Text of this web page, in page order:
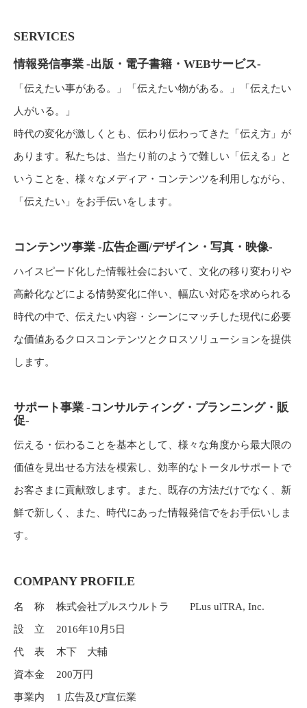
SERVICES
情報発信事業 -出版・電子書籍・WEBサービス-
「伝えたい事がある。」「伝えたい物がある。」「伝えたい
人がいる。」
時代の変化が激しくとも、伝わり伝わってきた「伝え方」が
あります。私たちは、当たり前のようで難しい「伝える」と
いうことを、様々なメディア・コンテンツを利用しながら、
「伝えたい」をお手伝いをします。
コンテンツ事業 -広告企画/デザイン・写真・映像-
ハイスピード化した情報社会において、文化の移り変わりや
高齢化などによる情勢変化に伴い、幅広い対応を求められる
時代の中で、伝えたい内容・シーンにマッチした現代に必要
な価値あるクロスコンテンツとクロスソリューションを提供
します。
サポート事業 -コンサルティング・プランニング・販
促-
伝える・伝わることを基本として、様々な角度から最大限の
価値を見出せる方法を模索し、効率的なトータルサポートで
お客さまに貢献致します。また、既存の方法だけでなく、新
鮮で新しく、また、時代にあった情報発信でをお手伝いしま
す。
COMPANY PROFILE
名 称 株式会社プルスウルトラ PLus ulTRA, Inc.
設 立 2016年10月5日
代 表 木下 大輔
資本金 200万円
事業内 1 広告及び宣伝業